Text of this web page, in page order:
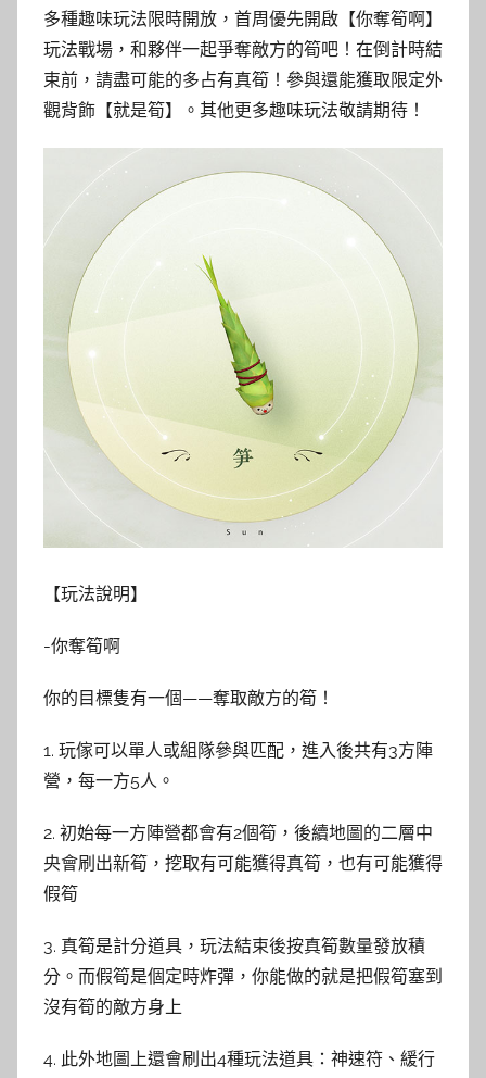
多種趣味玩法限時開放，首周優先開啟【你奪筍啊】
玩法戰場，和夥伴一起爭奪敵方的筍吧！在倒計時結
束前，請盡可能的多占有真筍！參與還能獲取限定外
觀背飾【就是筍】。其他更多趣味玩法敬請期待！
【玩法說明】
-你奪筍啊
你的目標隻有一個——奪取敵方的筍！
1. 玩傢可以單人或組隊參與匹配，進入後共有3方陣
營，每一方5人。
2. 初始每一方陣營都會有2個筍，後續地圖的二層中
央會刷出新筍，挖取有可能獲得真筍，也有可能獲得
假筍
3. 真筍是計分道具，玩法結束後按真筍數量發放積
分。而假筍是個定時炸彈，你能做的就是把假筍塞到
沒有筍的敵方身上
4. 此外地圖上還會刷出4種玩法道具：神速符、緩行